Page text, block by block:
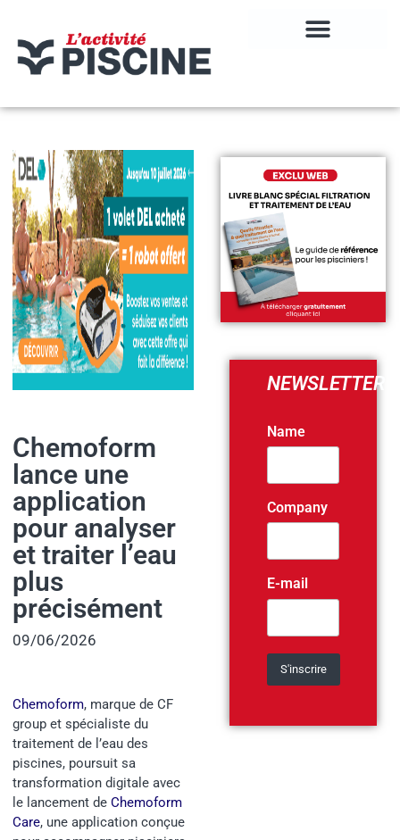
Chemoform
lance une
application
pour analyser
et traiter l’eau
plus
précisément
09/06/2026
Chemoform, marque de CF
group et spécialiste du
traitement de l’eau des
piscines, poursuit sa
transformation digitale avec
le lancement de Chemoform
Care, une application conçue
NEWSLETTER
Name
Company
E-mail